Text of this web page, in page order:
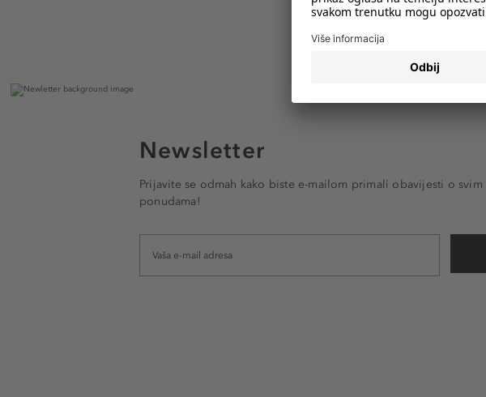
Newsletter
Prijavite se odmah kako biste e-mailom primali obavijesti o svim
ponudama!